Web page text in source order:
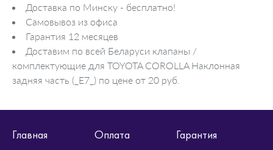
Доставка по Минску - бесплатно!
Самовывоз из офиса
Гарантия 12 месяцев
Доставим по всей Беларуси клапаны /
комплектующие для TOYOTA COROLLA Наклонная
задняя часть (_E7_) по цене от 20 руб.
Главная Оплата
Гарантия